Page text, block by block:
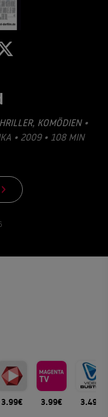
, KOMÖDIEN•
• 2009 • 108 MIN
3.99€ 3.99€ 3.49€